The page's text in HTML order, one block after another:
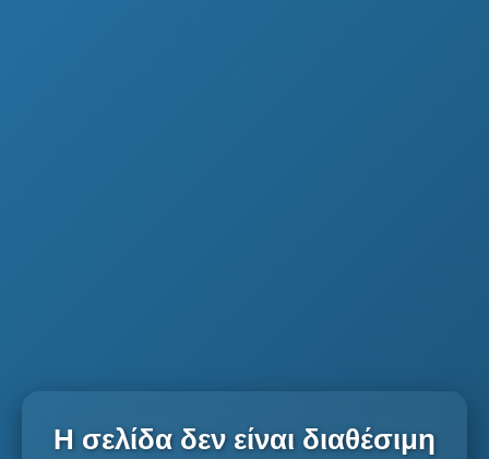
Η σελίδα δεν είναι διαθέσιμη